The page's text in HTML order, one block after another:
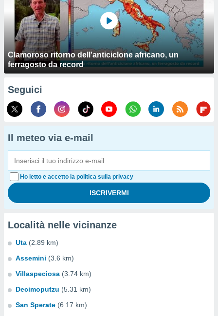
Clamoroso ritorno dell'anticiclone africano, un
ferragosto da record
Seguici
Il meteo via e-mail
Ho letto e accetto la politica sulla privacy
Località nelle vicinanze
Uta (2.89 km)
Assemini (3.6 km)
Villaspeciosa (3.74 km)
Decimoputzu (5.31 km)
San Sperate (6.17 km)